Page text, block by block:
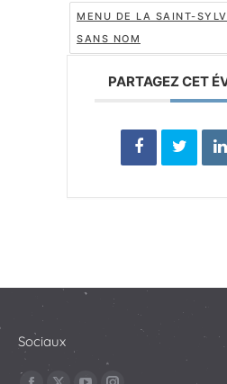
MENU DE LA SAINT-
SANS NOM
PARTAGEZ CET
Sociaux
Trouvez nous sur :